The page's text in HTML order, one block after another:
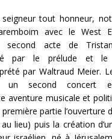
tout honneur,
avec le West
second acte de
par le prélude et le
par Waltraud Meier.
un second concert
aventure musicale et
partie l’ouverture
lieu) puis la création